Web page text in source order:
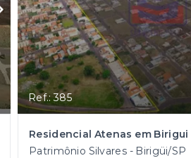
Ref.: 385
Residencial Atenas em Birigui
Patrimônio Silvares - Birigüi/SP